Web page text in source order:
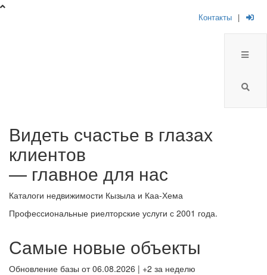
Контакты |
Брокер
Плюс
риелторская
компания
Видеть счастье в глазах
клиентов
— главное для нас
Каталоги недвижимости Кызыла и Каа-Хема
Профессиональные риелторские услуги с 2001 года.
Самые новые объекты
Обновление базы от 06.08.2026 | +2 за неделю